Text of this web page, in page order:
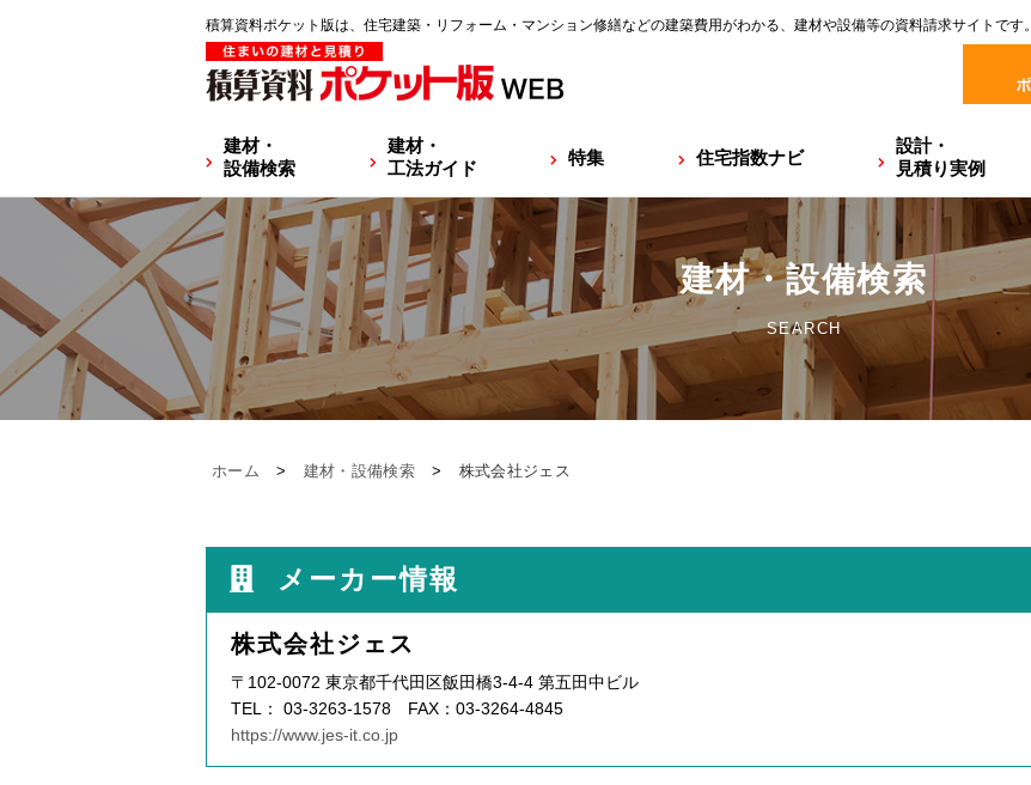
積算資料ポケット版は、住宅建築・リフォーム・マンション修繕などの建築費用がわかる、建材や設備等の資料請求サイトです。
建材・
設備検索
建材・
工法ガイド
特集 住宅指数ナビ
設計・
見積り実例
建材・設備検索
SEARCH
ホーム > 建材・設備検索 > 株式会社ジェス
メーカー情報
株式会社ジェス
〒102-0072 東京都千代田区飯田橋3-4-4 第五田中ビル
TEL： 03-3263-1578 FAX：03-3264-4845
https://www.jes-it.co.jp